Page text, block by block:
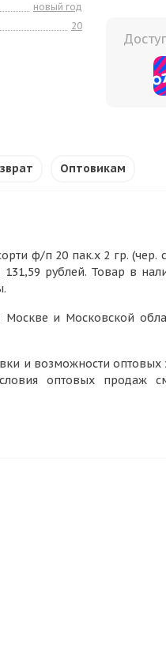
новый год
20
Оптовикам
ф/п 20 пак.х 2 гр. (чер. с
рублей. Товар в
Москве и Московской
и возможности оптовых
оптовых продаж